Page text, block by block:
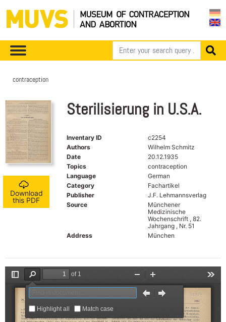
contraception
Download
this PDF
Sterilisierung in U.S.A.
Inventary ID
c2254
Authors
Wilhelm Schmitz
Date
20.12.1935
Topics
contraception
Language
German
Category
Fachartikel
Publisher
J.F. Lehmannsverlag
Source
Münchener
Medizinische
Wochenschrift , 82.
Jahrgang , Nr. 51
Address
München